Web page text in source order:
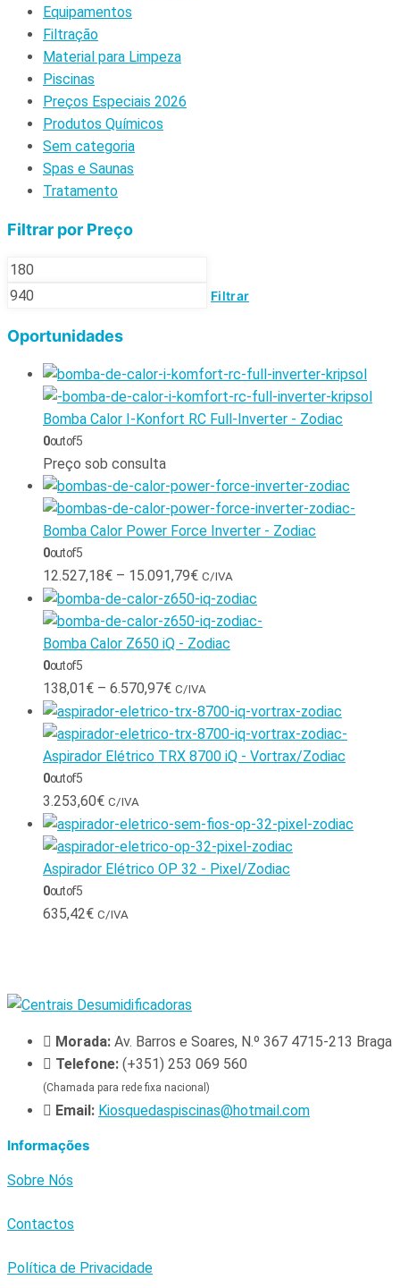
Equipamentos
Filtração
Material para Limpeza
Piscinas
Preços Especiais 2026
Produtos Químicos
Sem categoria
Spas e Saunas
Tratamento
Filtrar por Preço
Filtrar
Oportunidades
Bomba Calor I-Konfort RC Full-Inverter - Zodiac
0out of 5
Preço sob consulta
Bomba Calor Power Force Inverter - Zodiac
0out of 5
12.527,18€ – 15.091,79€ C/IVA
Bomba Calor Z650 iQ - Zodiac
0out of 5
138,01 € – 6.570,97€ C/IVA
Aspirador Elétrico TRX 8700 iQ - Vortrax/Zodiac
0out of 5
3.253,60€ C/IVA
Aspirador Elétrico OP 32 - Pixel/Zodiac
0out of 5
635,42€ C/IVA
Morada: Av. Barros e Soares, N.º 367 4715-213 Braga
Telefone: (+351) 253 069 560
(Chamada para rede fixa nacional)
Email: Kiosquedaspiscinas@hotmail.com
Informações
Sobre Nós
Contactos
Política de Privacidade